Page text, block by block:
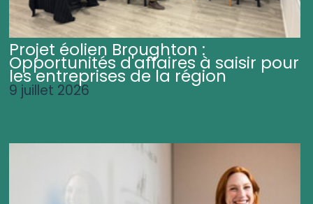
Projet éolien Broughton :
Opportunités d'affaires à saisir pour
les entreprises de la région
9 juillet 2026